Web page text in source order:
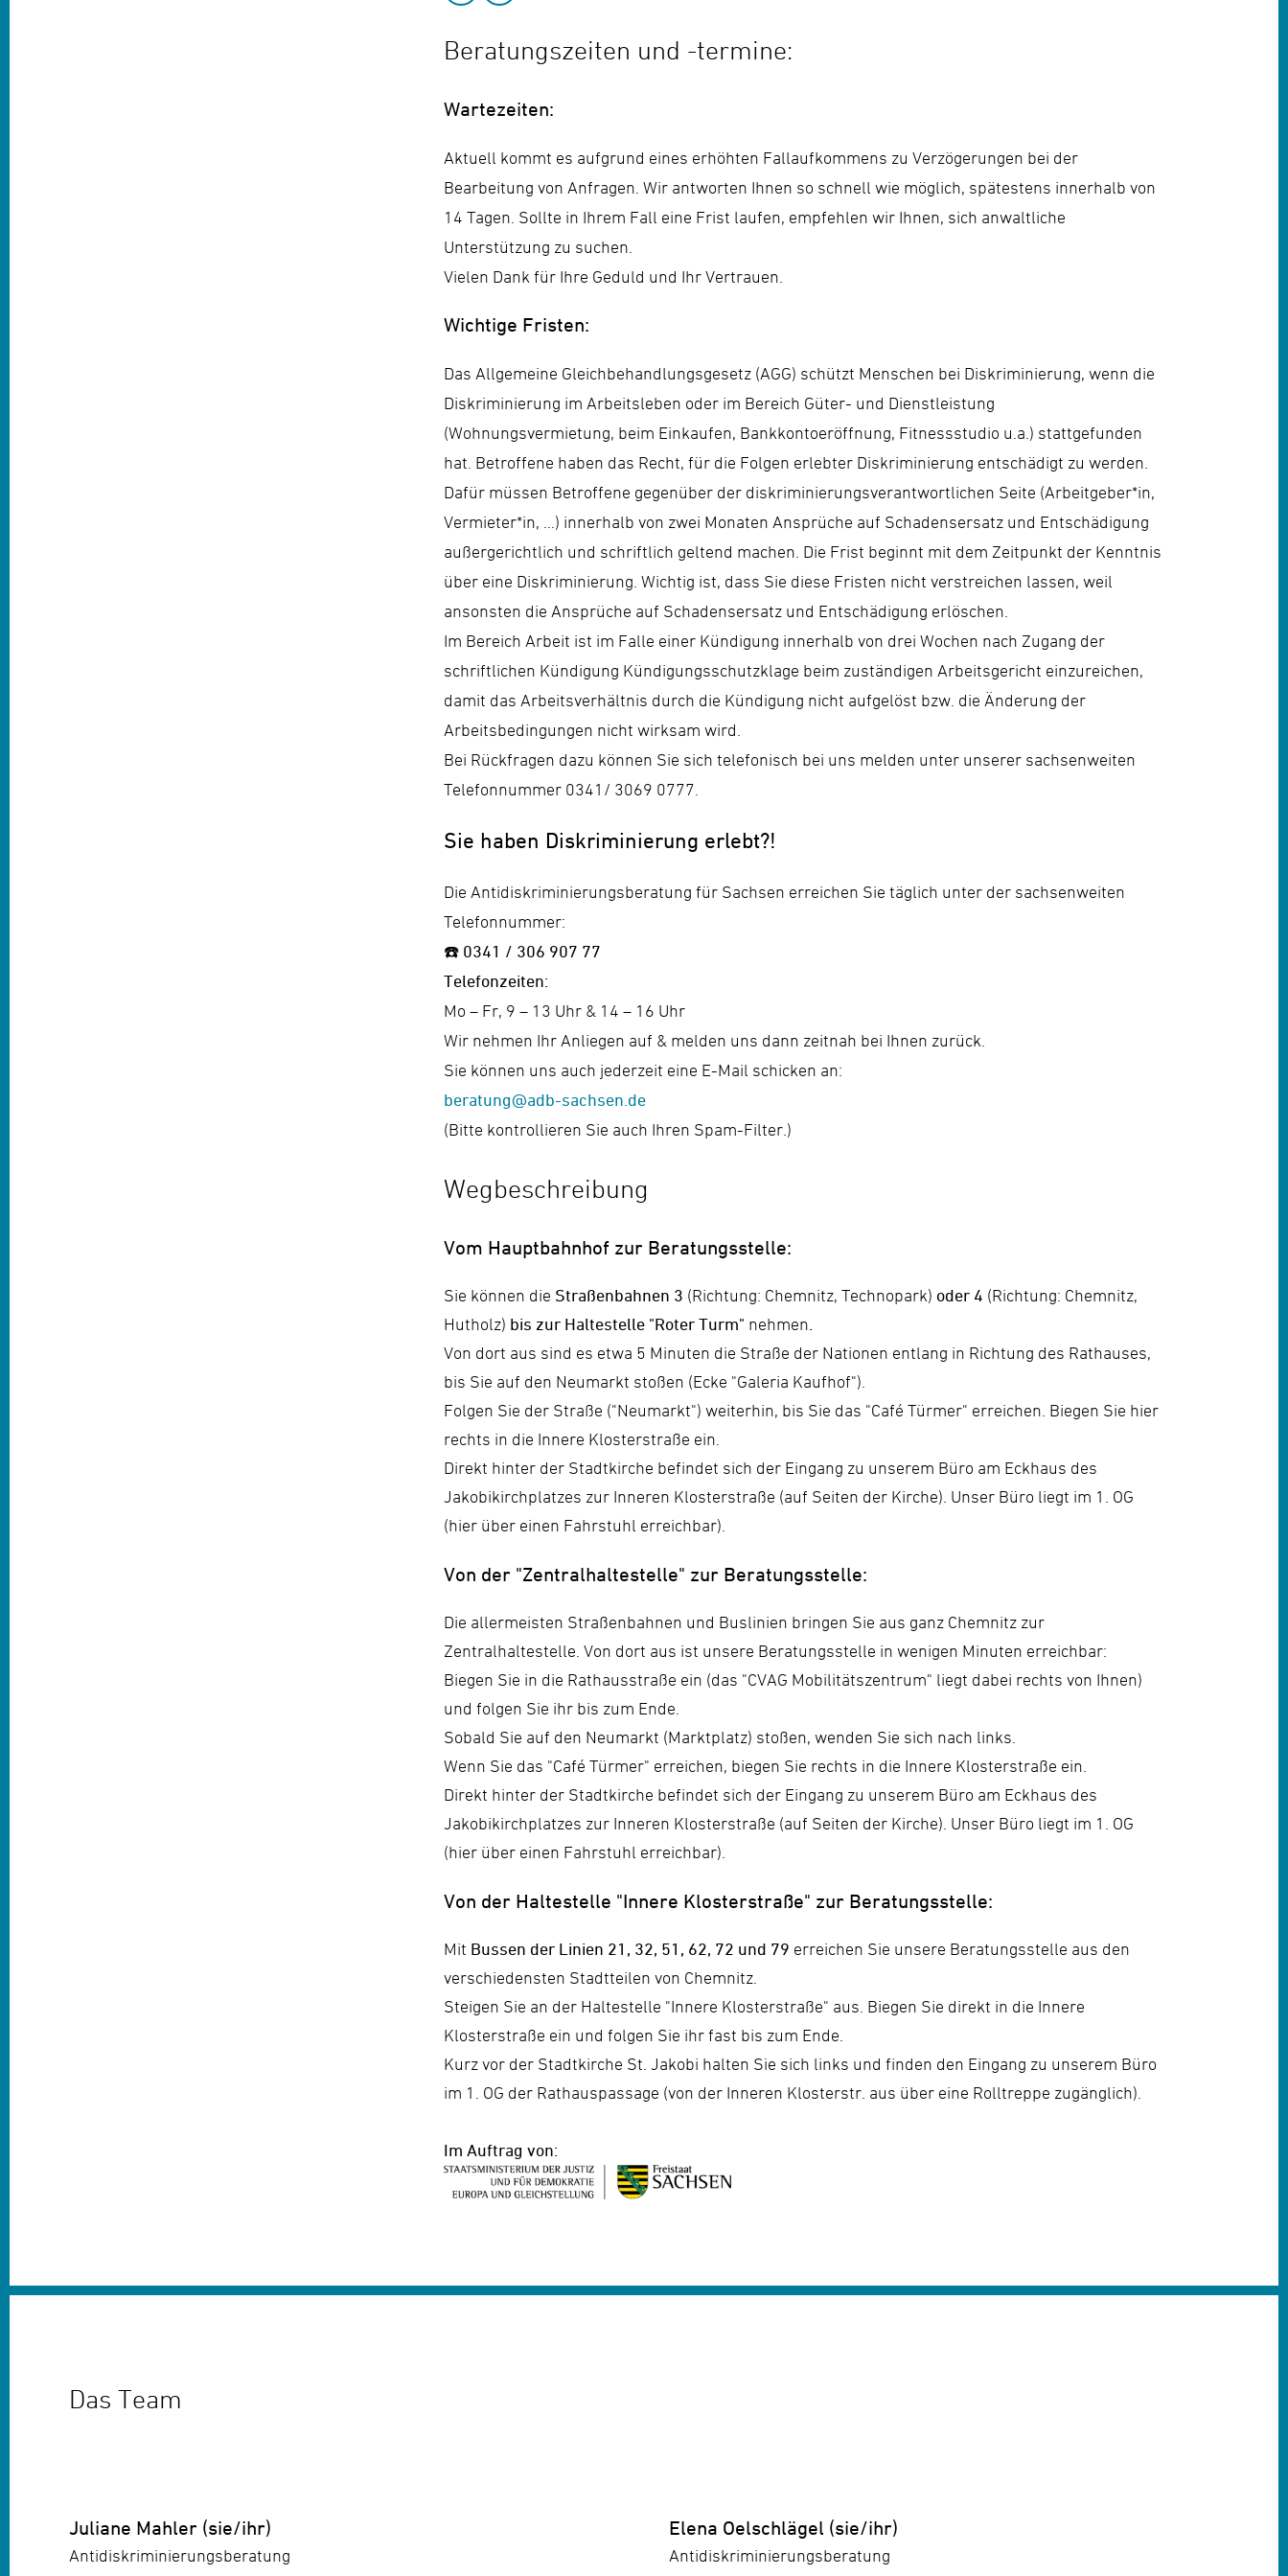
Beratungszeiten und -termine:
Wartezeiten:
Aktuell kommt es aufgrund eines erhöhten Fallaufkommens zu Verzögerungen bei der
Bearbeitung von Anfragen. Wir antworten Ihnen so schnell wie möglich, spätestens innerhalb von
14 Tagen. Sollte in Ihrem Fall eine Frist laufen, empfehlen wir Ihnen, sich anwaltliche
Unterstützung zu suchen.
Vielen Dank für Ihre Geduld und Ihr Vertrauen.
Wichtige Fristen:
Das Allgemeine Gleichbehandlungsgesetz (AGG) schützt Menschen bei Diskriminierung, wenn die
Diskriminierung im Arbeitsleben oder im Bereich Güter- und Dienstleistung
(Wohnungsvermietung, beim Einkaufen, Bankkontoeröffnung, Fitnessstudio u.a.) stattgefunden
hat. Betroffene haben das Recht, für die Folgen erlebter Diskriminierung entschädigt zu werden.
Dafür müssen Betroffene gegenüber der diskriminierungsverantwortlichen Seite (Arbeitgeber*in,
Vermieter*in, …) innerhalb von zwei Monaten Ansprüche auf Schadensersatz und Entschädigung
außergerichtlich und schriftlich geltend machen. Die Frist beginnt mit dem Zeitpunkt der Kenntnis
über eine Diskriminierung. Wichtig ist, dass Sie diese Fristen nicht verstreichen lassen, weil
ansonsten die Ansprüche auf Schadensersatz und Entschädigung erlöschen.
Im Bereich Arbeit ist im Falle einer Kündigung innerhalb von drei Wochen nach Zugang der
schriftlichen Kündigung Kündigungsschutzklage beim zuständigen Arbeitsgericht einzureichen,
damit das Arbeitsverhältnis durch die Kündigung nicht aufgelöst bzw. die Änderung der
Arbeitsbedingungen nicht wirksam wird.
Bei Rückfragen dazu können Sie sich telefonisch bei uns melden unter unserer sachsenweiten
Telefonnummer 0341/ 3069 0777.
Sie haben Diskriminierung erlebt?!
Die Antidiskriminierungsberatung für Sachsen erreichen Sie täglich unter der sachsenweiten
Telefonnummer:
☎️ 0341 / 306 907 77
Telefonzeiten:
Mo – Fr, 9 – 13 Uhr & 14 – 16 Uhr
Wir nehmen Ihr Anliegen auf & melden uns dann zeitnah bei Ihnen zurück.
Sie können uns auch jederzeit eine E-Mail schicken an:
beratung@adb-sachsen.de
(Bitte kontrollieren Sie auch Ihren Spam-Filter.)
Wegbeschreibung
Vom Hauptbahnhof zur Beratungsstelle:
Sie können die Straßenbahnen 3 (Richtung: Chemnitz, Technopark) oder 4 (Richtung: Chemnitz,
Hutholz) bis zur Haltestelle "Roter Turm" nehmen
Von dort aus sind es etwa 5 Minuten die Straße der Nationen entlang in Richtung des Rathauses,
bis Sie auf den Neumarkt stoßen (Ecke "Galeria Kaufhof").
Folgen Sie der Straße ("Neumarkt") weiterhin, bis Sie das "Café Türmer" erreichen. Biegen Sie hier
rechts in die Innere Klosterstraße ein.
Direkt hinter der Stadtkirche befindet sich der Eingang zu unserem Büro am Eckhaus des
Jakobikirchplatzes zur Inneren Klosterstraße (auf Seiten der Kirche). Unser Büro liegt im 1. OG
(hier über einen Fahrstuhl erreichbar).
Von der "Zentralhaltestelle" zur Beratungsstelle:
Die allermeisten Straßenbahnen und Buslinien bringen Sie aus ganz Chemnitz zur
Zentralhaltestelle. Von dort aus ist unsere Beratungsstelle in wenigen Minuten erreichbar:
Biegen Sie in die Rathausstraße ein (das "CVAG Mobilitätszentrum" liegt dabei rechts von Ihnen)
und folgen Sie ihr bis zum Ende.
Sobald Sie auf den Neumarkt (Marktplatz) stoßen, wenden Sie sich nach links.
Wenn Sie das "Café Türmer" erreichen, biegen Sie rechts in die Innere Klosterstraße ein.
Direkt hinter der Stadtkirche befindet sich der Eingang zu unserem Büro am Eckhaus des
Jakobikirchplatzes zur Inneren Klosterstraße (auf Seiten der Kirche). Unser Büro liegt im 1. OG
(hier über einen Fahrstuhl erreichbar).
Von der Haltestelle "Innere Klosterstraße" zur Beratungsstelle:
Mit Bussen der Linien 21, 32, 51, 62, 72 und 79 erreichen Sie unsere Beratungsstelle aus den
verschiedensten Stadtteilen von Chemnitz.
Steigen Sie an der Haltestelle "Innere Klosterstraße" aus. Biegen Sie direkt in die Innere
Klosterstraße ein und folgen Sie ihr fast bis zum Ende.
Kurz vor der Stadtkirche St. Jakobi halten Sie sich links und finden den Eingang zu unserem Büro
im 1. OG der Rathauspassage (von der Inneren Klosterstr. aus über eine Rolltreppe zugänglich).
Im Auftrag von:
Das Team
Juliane Mahler (sie/ihr)
Antidiskriminierungsberatung
Elena Oelschlägel (sie/ihr)
Antidiskriminierungsberatung